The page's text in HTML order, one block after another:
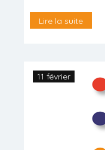
publiée au JO le 6
pour la formation
indépendants, […]
Lire la suite
11 février